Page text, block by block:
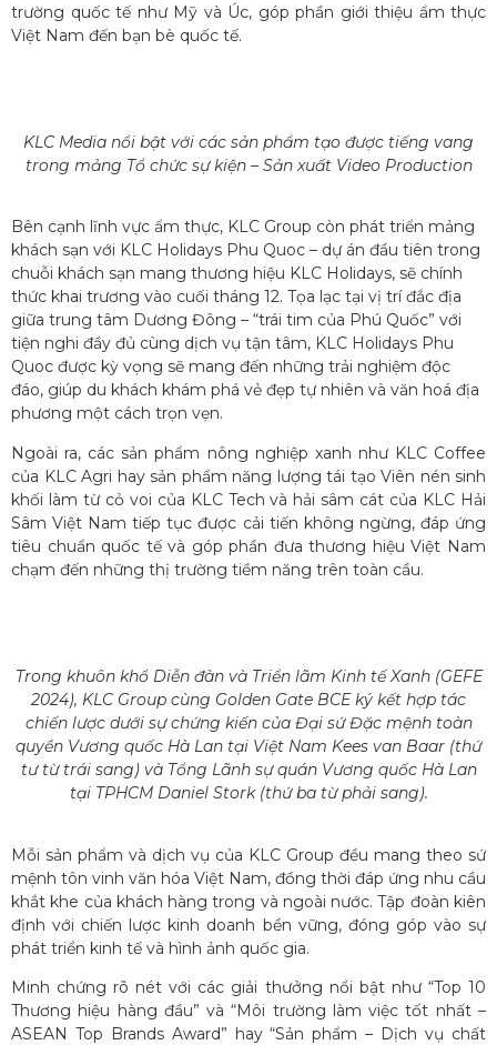
trường quốc tế như Mỹ và Úc, góp phần giới thiệu ẩm thực
Việt Nam đến bạn bè quốc tế.
KLC Media nổi bật với các sản phẩm tạo được tiếng vang
trong mảng Tổ chức sự kiện – Sản xuất Video Production
Bên cạnh lĩnh vực ẩm thực, KLC Group còn phát triển mảng
khách sạn với KLC Holidays Phu Quoc – dự án đầu tiên trong
chuỗi khách sạn mang thương hiệu KLC Holidays, sẽ chính
thức khai trương vào cuối tháng 12. Tọa lạc tại vị trí đắc địa
giữa trung tâm Dương Đông – “trái tim của Phú Quốc” với
tiện nghi đầy đủ cùng dịch vụ tận tâm, KLC Holidays Phu
Quoc được kỳ vọng sẽ mang đến những trải nghiệm độc
đáo, giúp du khách khám phá vẻ đẹp tự nhiên và văn hoá địa
phương một cách trọn vẹn.
Ngoài ra, các sản phẩm nông nghiệp xanh như KLC Coffee
của KLC Agri hay sản phẩm năng lượng tái tạo Viên nén sinh
khối làm từ cỏ voi của KLC Tech và hải sâm cát của KLC Hải
Sâm Việt Nam tiếp tục được cải tiến không ngừng, đáp ứng
tiêu chuẩn quốc tế và góp phần đưa thương hiệu Việt Nam
chạm đến những thị trường tiềm năng trên toàn cầu.
Trong khuôn khổ Diễn đàn và Triển lãm Kinh tế Xanh (GEFE
2024), KLC Group cùng Golden Gate BCE ký kết hợp tác
chiến lược dưới sự chứng kiến của Đại sứ Đặc mệnh toàn
quyền Vương quốc Hà Lan tại Việt Nam Kees van Baar (thứ
tư từ trái sang) và Tổng Lãnh sự quán Vương quốc Hà Lan
tại TPHCM Daniel Stork (thứ ba từ phải sang).
Mỗi sản phẩm và dịch vụ của KLC Group đều mang theo sứ
mệnh tôn vinh văn hóa Việt Nam, đồng thời đáp ứng nhu cầu
khắt khe của khách hàng trong và ngoài nước. Tập đoàn kiên
định với chiến lược kinh doanh bền vững, đóng góp vào sự
phát triển kinh tế và hình ảnh quốc gia.
Minh chứng rõ nét với các giải thưởng nổi bật như “Top 10
Thương hiệu hàng đầu” và “Môi trường làm việc tốt nhất –
ASEAN Top Brands Award” hay “Sản phẩm – Dịch vụ chất